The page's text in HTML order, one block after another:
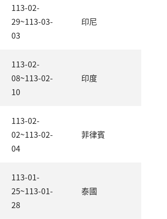
113-02-
29~113-03-
03
印尼
113-02-
08~113-02-
10
印度
113-02-
02~113-02-
04
菲律賓
113-01-
25~113-01-
28
泰國